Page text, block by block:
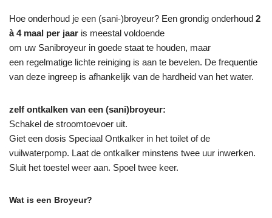
Hoe onderhoud je een (sani-)broyeur? Een grondig onderhoud 2
à 4 maal per jaar is meestal voldoende
om uw Sanibroyeur in goede staat te houden, maar
een regelmatige lichte reiniging is aan te bevelen. De frequentie
van deze ingreep is afhankelijk van de hardheid van het water.
zelf ontkalken van een (sani)broyeur:
Schakel de stroomtoevoer uit.
Giet een dosis Speciaal Ontkalker in het toilet of de
vuilwaterpomp. Laat de ontkalker minstens twee uur inwerken.
Sluit het toestel weer aan. Spoel twee keer.
Wat is een Broyeur?